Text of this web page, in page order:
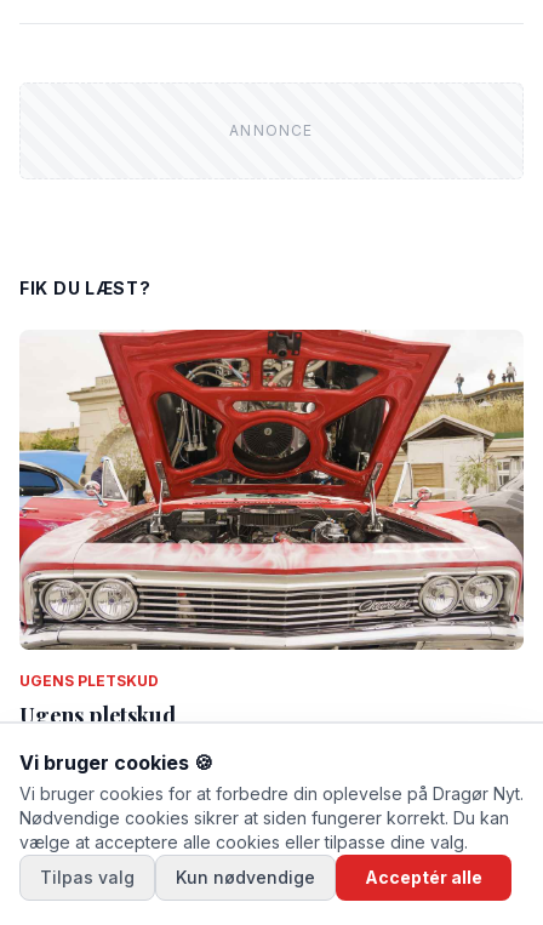
FIK DU LÆST?
UGENS PLETSKUD
Ugens pletskud
Vi bruger cookies 🍪
Vi bruger cookies for at forbedre din oplevelse på Dragør Nyt.
Nødvendige cookies sikrer at siden fungerer korrekt. Du kan
vælge at acceptere alle cookies eller tilpasse dine valg.
Tilpas valg
Kun nødvendige Acceptér alle